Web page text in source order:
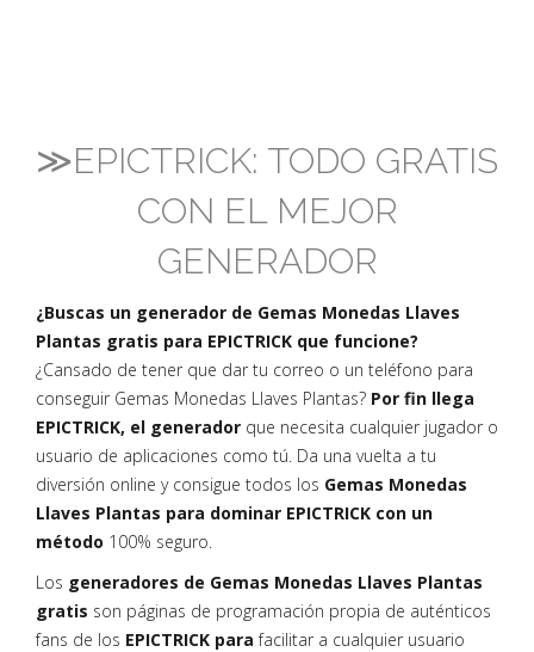
≫EPICTRICK: TODO GRATIS
CON EL MEJOR
GENERADOR
¿Buscas un generador de Gemas Monedas Llaves
Plantas gratis para EPICTRICK que funcione?
¿Cansado de tener que dar tu correo o un teléfono para
conseguir Gemas Monedas Llaves Plantas? Por fin llega
EPICTRICK, el generador que necesita cualquier jugador o
usuario de aplicaciones como tú. Da una vuelta a tu
diversión online y consigue todos los Gemas Monedas
Llaves Plantas para dominar EPICTRICK con un
método 100% seguro.
Los generadores de Gemas Monedas Llaves Plantas
gratis son páginas de programación propia de auténticos
fans de los EPICTRICK para facilitar a cualquier usuario